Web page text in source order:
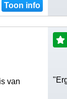
Toon info
van